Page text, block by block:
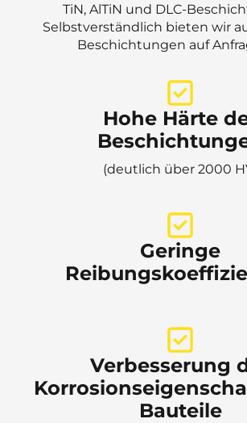
TiN, AlTiN und DLC-
Selbstverständlich bieten wir
Beschichtungen auf
Hohe Härte
(deutlich über 2000
Geringe
Verbesserung
Bauteile